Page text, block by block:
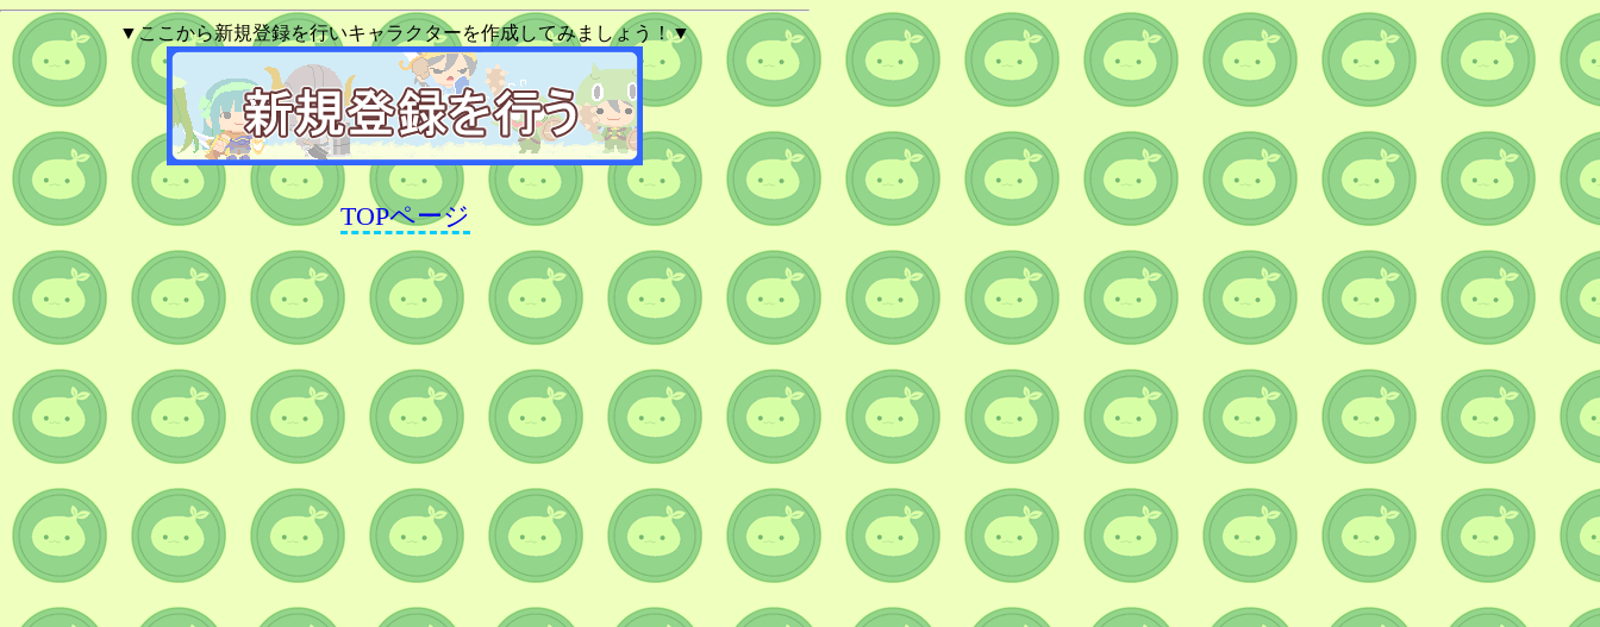
▼ここから新規登録を行いキャラクターを作成してみましょう！▼
TOPページ